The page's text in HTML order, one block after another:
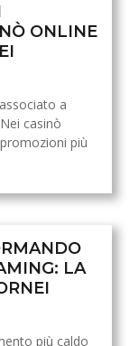
ONLINE
a
casinò
più
LA
più caldo